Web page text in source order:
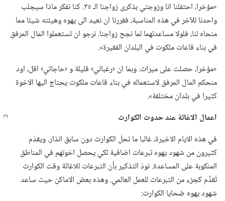
‏«مؤخرا،‏ احتفلنا انا وزوجتي بذكرى زواجنا الـ‍ ٣٥.‏ كنا نفكر ماذا سيجلب
واحدنا للآخر في هذه المناسبة،‏ فقررنا ان نعيد الى يهوه وهيئته شيئا مما
منحاه لنا،‏ فلولا مساعدتهما لما نجح زواجنا.‏ نرجو ان تستعملوا المال المرفق
في بناء قاعات ملكوت في البلدان الفقيرة».‏
‏«مؤخرا،‏ حصلت على ميراث.‏ وبما ان ‹رغباتي› قليلة و ‹حاجاتي› اقل،‏ اود
منحكم المال المرفق لاستعماله في بناء قاعات ملكوت يحتاج اليها الاخوة
كثيرا في بلدان مختلفة».‏
اعمال الاغاثة عند حدوث الكوارث
في هذه الايام الاخيرة،‏ غالبا ما تحلّ الكوارث دون سابق انذار.‏ ويقدّم
كثيرون من شهود يهوه تبرعات اضافية لكي يحصل اخوتهم في المناطق
المنكوبة على المساعدة.‏ نودّ التذكير بأن التبرعات للاغاثة وقت الكوارث
تُقدَّم كجزء من التبرعات للعمل العالمي.‏ وهذه بعض الاماكن حيث ساعد
شهود يهوه ضحايا الكوارث:‏